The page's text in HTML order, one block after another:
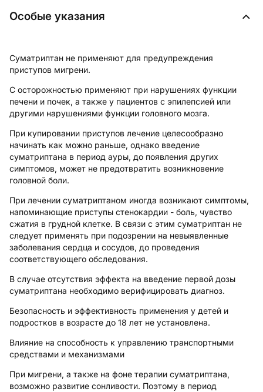
Особые указания
Суматриптан не применяют для предупреждения
приступов мигрени.
С осторожностью применяют при нарушениях функции
печени и почек, а также у пациентов с эпилепсией или
другими нарушениями функции головного мозга.
При купировании приступов лечение целесообразно
начинать как можно раньше, однако введение
суматриптана в период ауры, до появления других
симптомов, может не предотвратить возникновение
головной боли.
При лечении суматриптаном иногда возникают симптомы,
напоминающие приступы стенокардии - боль, чувство
сжатия в грудной клетке. В связи с этим суматриптан не
следует применять при подозрении на невыявленные
заболевания сердца и сосудов, до проведения
соответствующего обследования.
В случае отсутствия эффекта на введение первой дозы
суматриптана необходимо верифицировать диагноз.
Безопасность и эффективность применения у детей и
подростков в возрасте до 18 лет не установлена.
Влияние на способность к управлению транспортными
средствами и механизмами
При мигрени, а также на фоне терапии суматриптана,
возможно развитие сонливости. Поэтому в период